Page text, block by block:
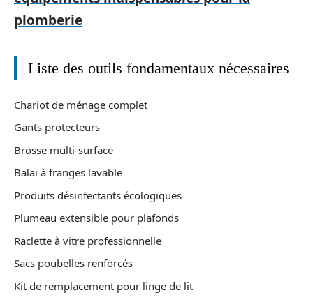
plomberie
Liste des outils fondamentaux nécessaires
Chariot de ménage complet
Gants protecteurs
Brosse multi-surface
Balai à franges lavable
Produits désinfectants écologiques
Plumeau extensible pour plafonds
Raclette à vitre professionnelle
Sacs poubelles renforcés
Kit de remplacement pour linge de lit